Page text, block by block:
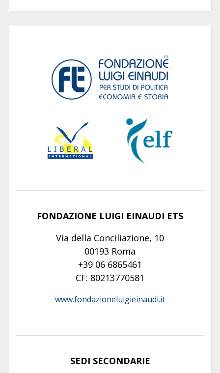
FONDAZIONE LUIGI EINAUDI ETS
Via della Conciliazione, 10
00193 Roma
+39 06 6865461
CF: 80213770581
www.fondazioneluigieinaudi.it
SEDI SECONDARIE